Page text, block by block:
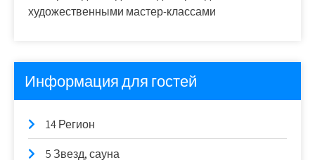
художественными мастер-классами
Информация для гостей
14 Регион
5 Звезд, сауна